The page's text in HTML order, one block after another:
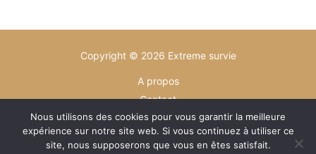
Copyright © 2026 Extreme survie
A propos
Contact
Plan du site
Mentions légales
Nous utilisons des cookies pour vous garantir la meilleure
expérience sur notre site web. Si vous continuez à utiliser ce
site, nous supposerons que vous en êtes satisfait.